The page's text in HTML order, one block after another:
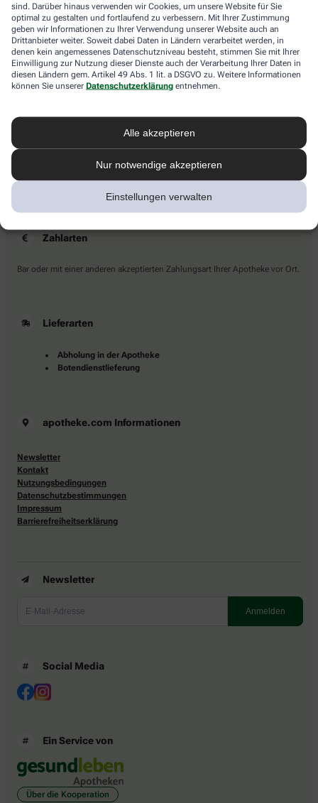
sind. Darüber hinaus verwenden wir Cookies, um unsere Website für Sie
optimal zu gestalten und fortlaufend zu verbessern. Mit Ihrer Zustimmung
geben wir Informationen zu Ihrer Verwendung unserer Website auch an
Drittanbieter weiter. Soweit dabei Daten in Ländern verarbeitet werden, in
denen kein angemessenes Datenschutzniveau besteht, stimmen Sie mit Ihrer
Einwilligung zur Nutzung dieser Dienste auch der Verarbeitung Ihrer Daten in
diesen Ländern gem. Artikel 49 Abs. 1 lit. a DSGVO zu. Weitere Informationen
können Sie unserer Datenschutzerklärung entnehmen.
Alle akzeptieren
Nur notwendige akzeptieren
Einstellungen verwalten
Information der Schwarzwald-Apotheke Schonach
Schwarzwald-Apotheke Schonach
78136 Schonach
Kontaktieren Sie uns direkt.
Zahlarten
Bar oder mit einer anderen akzeptierten Zahlungsart Ihrer Apotheke vor Ort.
Lieferarten
Abholung in der Apotheke
Botendienstlieferung
apotheke.com Informationen
Newsletter
Kontakt
Nutzungsbedingungen
Datenschutzbestimmungen
Impressum
Barrierefreiheitserklärung
Newsletter
Social Media
Ein Service von
Über die Kooperation